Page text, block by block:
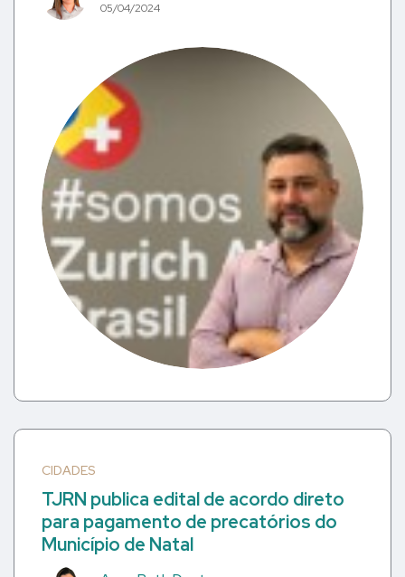
05/04/2024
CIDADES
TJRN publica edital de acordo direto
para pagamento de precatórios do
Município de Natal